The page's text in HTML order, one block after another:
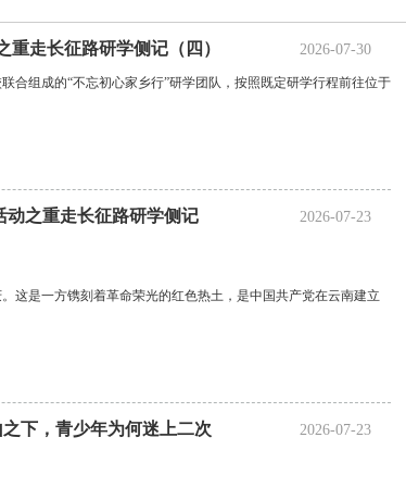
走长征路研学侧记（四） 2026-07-30
合组成的“不忘初心家乡行”研学团队，按照既定研学行程前往位于
动之重走长征路研学侧记 2026-07-23
是一方镌刻着革命荣光的红色热土，是中国共产党在云南建立
下，青少年为何迷上二次 2026-07-23